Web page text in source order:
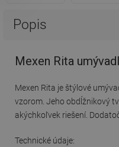
Popis
Mexen Rita
Mexen Rita je štýlové
vzorom. Jeho obdĺžnikový
akýchkoľvek riešení.
Technické údaje: